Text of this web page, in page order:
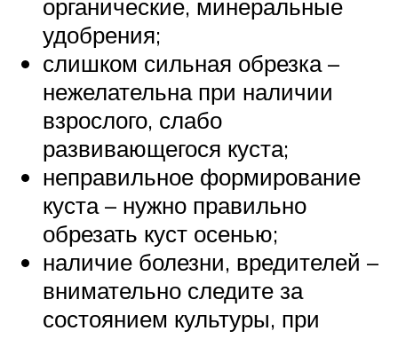
органические, минеральные
удобрения;
слишком сильная обрезка –
нежелательна при наличии
взрослого, слабо
развивающегося куста;
неправильное формирование
куста – нужно правильно
обрезать куст осенью;
наличие болезни, вредителей –
внимательно следите за
состоянием культуры, при